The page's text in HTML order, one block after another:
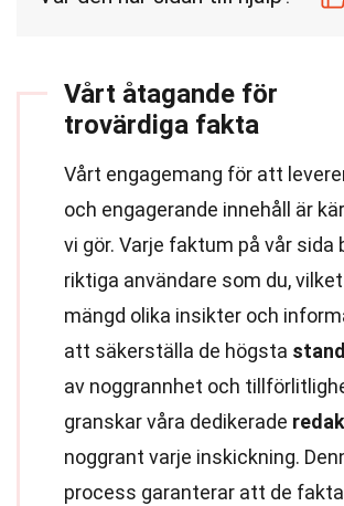
Vårt åtagande för
trovärdiga fakta
Vårt engagemang för att
och engagerande innehåll är
vi gör. Varje faktum på vår sida
riktiga användare som du,
mängd olika insikter och
att säkerställa de högsta
av noggrannhet och
granskar våra dedikerade
noggrant varje inskickning.
process garanterar att de